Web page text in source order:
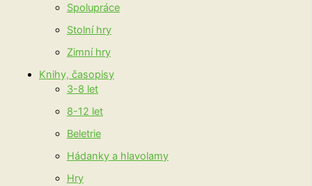
Spolupráce
Stolní hry
Zimní hry
Knihy, časopisy
3-8 let
8-12 let
Beletrie
Hádanky a hlavolamy
Hry